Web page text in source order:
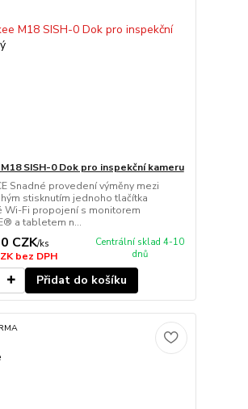
SISH-0 Dok pro inspekční kameru
Snadné provedení výměny mezi
stisknutím jednoho tlačítka
Wi-Fi propojení s monitorem
a tabletem n...
CZK/ks
bez DPH
Centrální sklad 4-10
dnů
Přidat do košíku